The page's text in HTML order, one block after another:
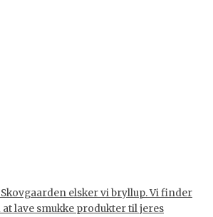
elsker vi bryllup. Vi finder
lave smukke produkter til jeres